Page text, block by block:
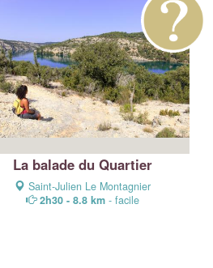
La balade du Quartier
Saint-Julien Le Montagnier
2h30 - 8.8 km - facile